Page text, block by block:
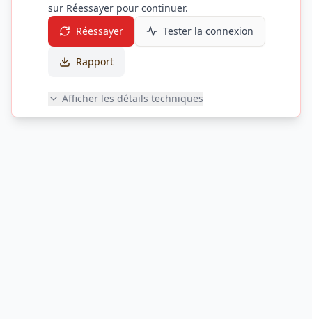
sur Réessayer pour continuer.
Réessayer
Tester la connexion
Rapport
Afficher les détails techniques